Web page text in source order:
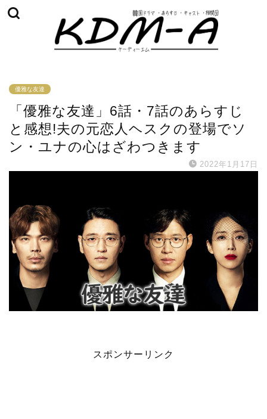
優雅な友達
「優雅な友達」6話・7話のあらすじ
と感想!夫の元恋人ヘスクの登場でソ
ン・ユナの心はざわつきます
2022年1月17日
スポンサーリンク